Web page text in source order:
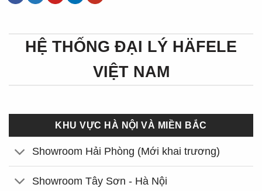
HỆ THỐNG ĐẠI LÝ HÄFELE
VIỆT NAM
KHU VỰC HÀ NỘI VÀ MIỀN BẮC
Showroom Hải Phòng (Mới khai trương)
Showroom Tây Sơn - Hà Nội